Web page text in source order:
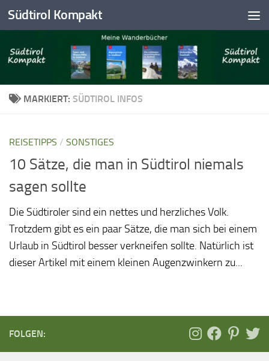
Skip to content
Südtirol Kompakt
MARKIERT: SÜDTIROL INFOS
REISETIPPS / SONSTIGES
10 Sätze, die man in Südtirol niemals
sagen sollte
Die Südtiroler sind ein nettes und herzliches Volk.
Trotzdem gibt es ein paar Sätze, die man sich bei einem
Urlaub in Südtirol besser verkneifen sollte. Natürlich ist
dieser Artikel mit einem kleinen Augenzwinkern zu...
FOLGEN: